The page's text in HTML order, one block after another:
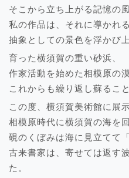
そこから立ち上がる記憶の風
私の作品は、それに導かれ
抽象としての景色を浮かび
育った横須賀の重い砂浜、
作家活動を始めた相模原の
これからも繰り返し蘇るこ
この度、横須賀美術館に展
相模原時代に横須賀の海を
硯のくぼみは海に見立てて
古来書家は、寄せては返す
た。